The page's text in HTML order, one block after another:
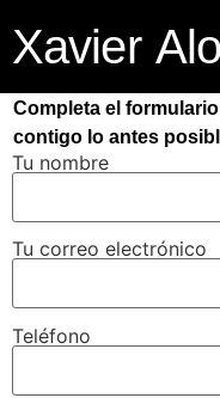
Xavier
Completa el
contigo lo antes
Tu nombre
Tu correo electrónico
Teléfono